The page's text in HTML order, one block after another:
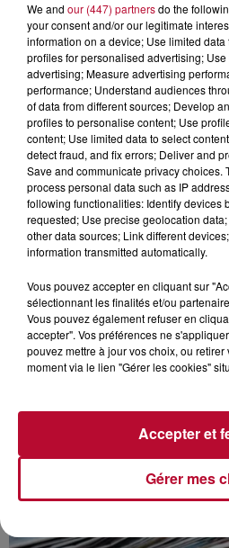
LA REVUE DE PRESSE
NOVEMBRE
LA REVUE DE PRESSE
We and our (447) partnersdo the
your consent and/or our legitimate
information on a device; Use limited
profiles for personalised advertising;
advertising; Measure advertising
performance; Understand audiences
of data from different sources; Develop
profiles to personalise content; Use
content; Use limited data to select
detect fraud, and fix errors; Deliver and
Save and communicate privacy choices.
process personal data such as IP
following functionalities: Identify devices
requested; Use precise geolocation
other data sources; Link different
information transmitted automatically.
Vous pouvez accepter en cliquant sur
sélectionnant les finalités et/ou
Vous pouvez également refuser en
accepter". Vos préférences ne
pouvez mettre à jour vos choix, ou
moment via le lien "Gérer les cookies"
Gérer mes
Accepter et